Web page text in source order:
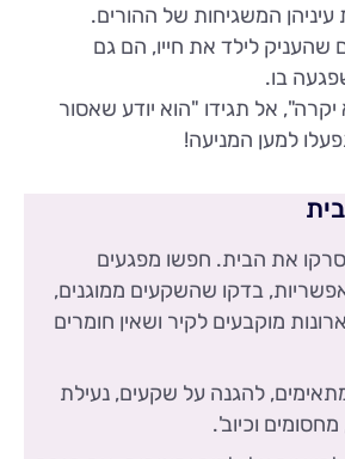
עיניהן המשגיחות של ההורים.
שהעניק לילד את חייו, הם גם
בו.
אל תגידו "הוא יודע שאסור
למען המניעה!
את הבית. חפשו מפגעים
בדקו שהשקעים ממוגנים,
מוקבעים לקיר ושאין חומרים
מתאימים, להגנה על שקעים, נעילת
מחסומים וכיוב'.